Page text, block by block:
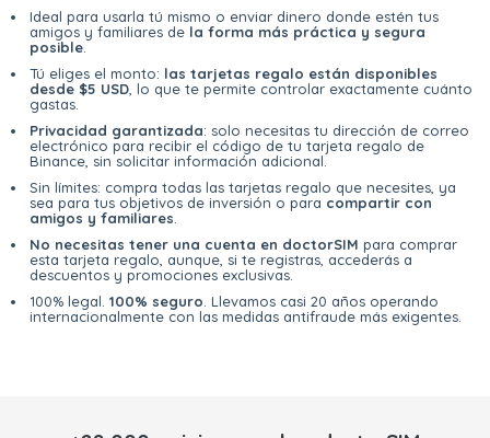
Ideal para usarla tú mismo o enviar dinero donde estén tus
amigos y familiares de la forma más práctica y segura
posible
Tú eliges el monto: las tarjetas regalo están disponibles
desde $5 USD , lo que te permite controlar exactamente cuánto
gastas.
Privacidad garantizada: solo necesitas tu dirección de correo
electrónico para recibir el código de tu tarjeta regalo de
Binance, sin solicitar información adicional.
Sin límites: compra todas las tarjetas regalo que necesites, ya
sea para tus objetivos de inversión o para compartir con
amigos y familiares
No necesitas tener una cuenta en doctorSIM para comprar
esta tarjeta regalo, aunque, si te registras, accederás a
descuentos y promociones exclusivas.
100% legal. 100% seguro . Llevamos casi 20 años operando
internacionalmente con las medidas antifraude más exigentes.